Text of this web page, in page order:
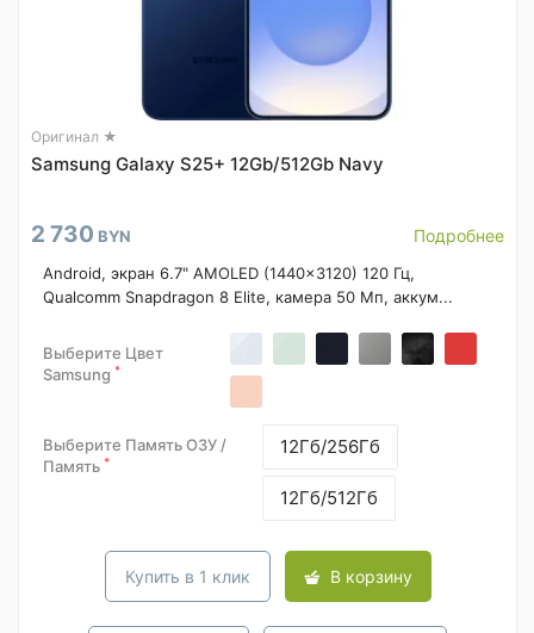
Оригинал ★
Samsung Galaxy S25+ 12Gb/512Gb Navy
2 730 BYN Подробнее
Android, экран 6.7" AMOLED (1440x3120) 120 Гц,
Qualcomm Snapdragon 8 Elite, камера 50 Мп, аккум...
Выберите Цвет
Samsung *
Выберите Память ОЗУ /
Память *
12Гб/256Гб
12Гб/512Гб
Купить в 1 клик В корзину